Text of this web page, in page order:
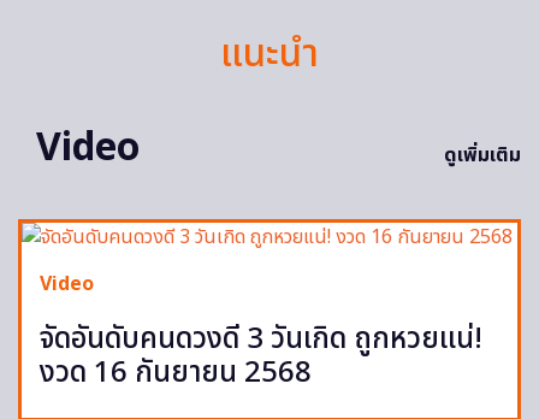
แนะนำ
Video
ดูเพิ่มเติม
Video
จัดอันดับคนดวงดี 3 วันเกิด ถูกหวยแน่!
งวด 16 กันยายน 2568